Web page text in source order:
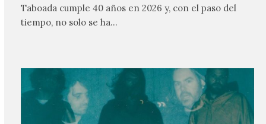
Taboada cumple 40 años en 2026 y, con el paso del
tiempo, no solo se ha…